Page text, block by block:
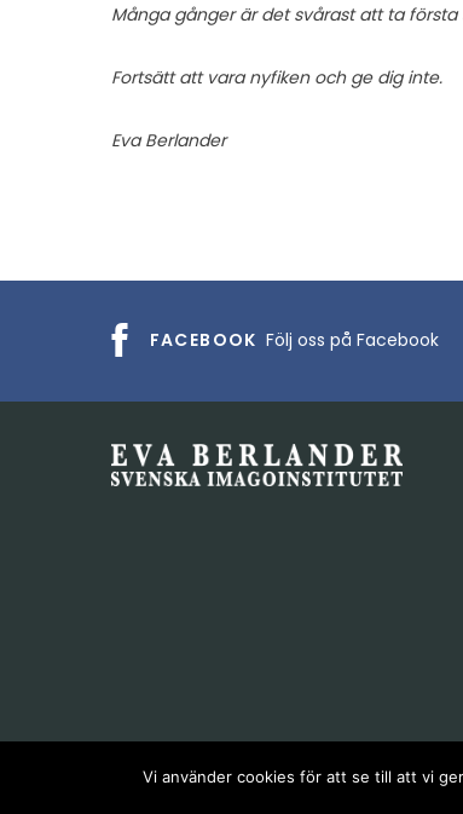
Många gånger är det svårast att ta
Fortsätt att vara nyfiken och ge dig inte.
Eva Berlander
FACEBOOK Följ oss på Facebook
Vi använder cookies för att se till att vi